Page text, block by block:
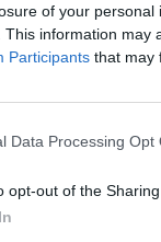
of your personal
This information may
Participants that may
Data Processing Opt
opt-out of the
, badanie RTG
lekarz
Obserwuj nas na